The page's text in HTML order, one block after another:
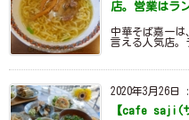
店。営業はラ
中華そば嘉一は
言える人気店
2020年3月26日 :
【cafe saji(